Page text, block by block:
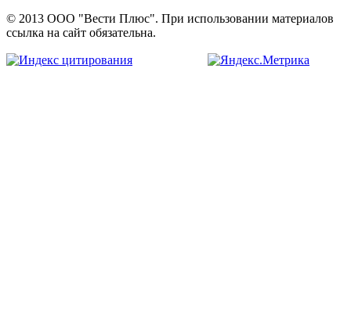
© 2013 ООО "Вести Плюс". При использовании материалов
ссылка на сайт обязательна.